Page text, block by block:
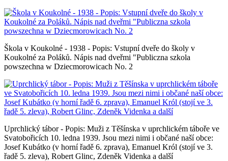
Škola v Koukolné - 1938 - Popis: Vstupní dveře do školy v
Koukolné za Poláků. Nápis nad dveřmi "Publiczna szkola
powszechna w Dziecmorowicach No. 2
Uprchlický tábor - Popis: Muži z Těšínska v uprchlickém táboře ve
Svatobořicích 10. ledna 1939. Jsou mezi nimi i občané naší obce:
Josef Kubátko (v horní řadě 6. zprava), Emanuel Król (stojí ve 3.
řadě 5. zleva), Robert Glinc, Zdeněk Videnka a další